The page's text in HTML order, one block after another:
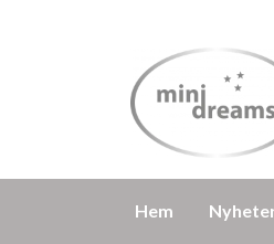
Hem